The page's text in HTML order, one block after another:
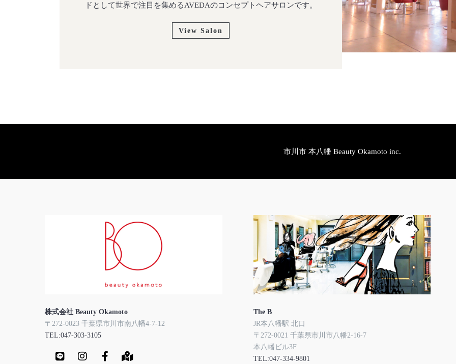
ドとして世界で注目を集めるAVEDAのコンセプトヘアサロンです。
View Salon
市川市 本八幡 Beauty Okamoto inc.
株式会社 Beauty Okamoto
〒272-0023 千葉県市川市南八幡4-7-12
TEL:047-303-3105
The B
JR本八幡駅 北口
〒272-0021 千葉県市川市八幡2-16-7
本八幡ビル3F
TEL:047-334-9801